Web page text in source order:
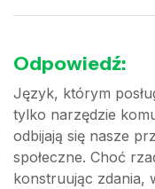
Odpowiedź:
Język, którym
tylko narzędzie
odbijają się nasze
społeczne. Choć
konstruując zdania,